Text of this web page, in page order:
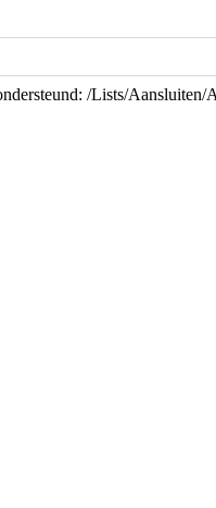
/Lists/Aansluiten/